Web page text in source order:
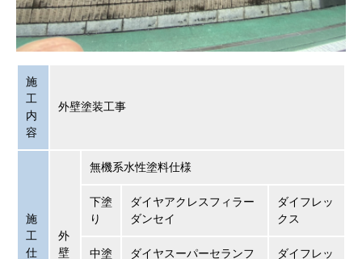
施
工
内
容
外壁塗装工事
施
工
仕
外
壁
無機系水性塗料仕様
下塗
り
ダイヤアクレスフィラー
ダンセイ
ダイフレッ
クス
中塗
ダイヤスーパーセランフ
ダイフレッ